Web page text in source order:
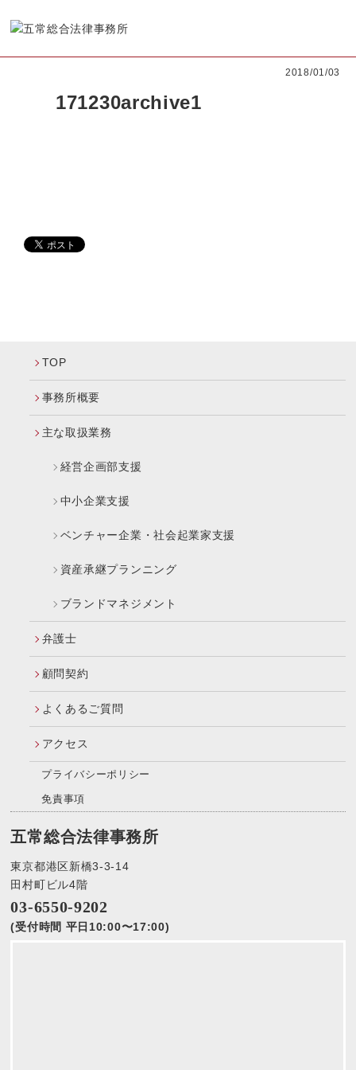
2018/01/03
171230archive1
TOP
事務所概要
主な取扱業務
経営企画部支援
中小企業支援
ベンチャー企業・社会起業家支援
資産承継プランニング
ブランドマネジメント
弁護士
顧問契約
よくあるご質問
アクセス
プライバシーポリシー
免責事項
五常総合法律事務所
東京都港区新橋3-3-14
田村町ビル4階
03-6550-9202
(受付時間 平日10:00〜17:00)